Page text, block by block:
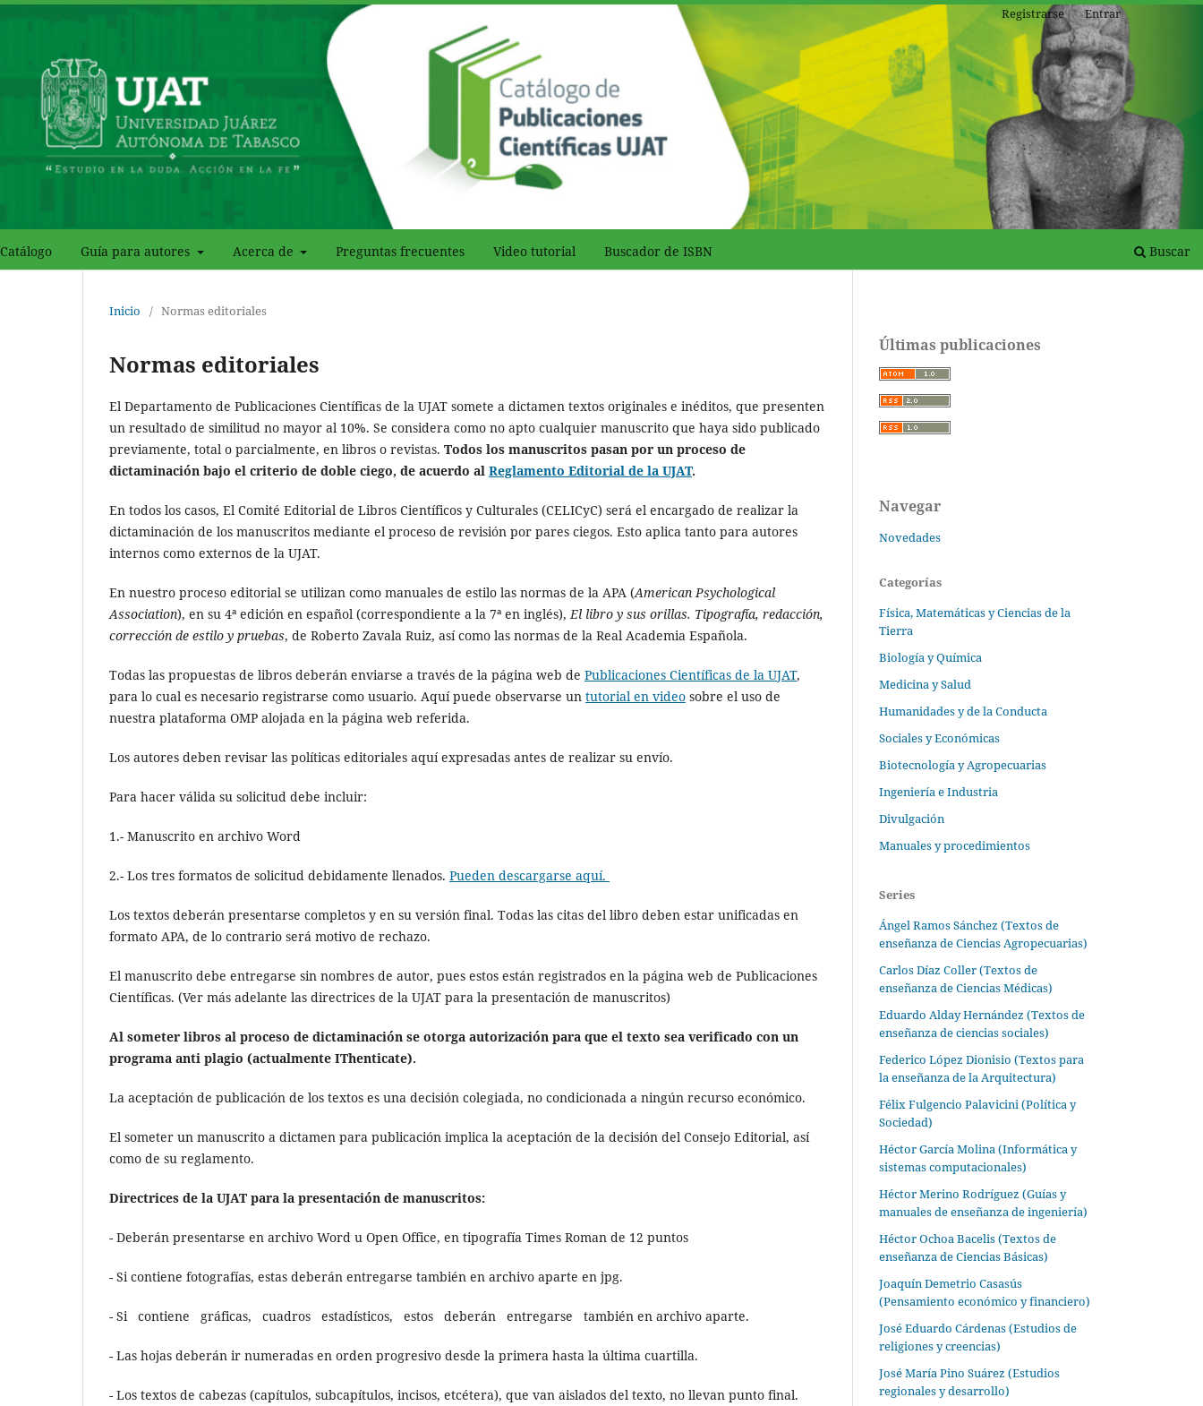
Catálogo Guía para autores Acerca de Preguntas frecuentes Video tutorial Buscador de ISBN Buscar
Registrarse Entrar
Inicio / Normas editoriales
Normas editoriales
El Departamento de Publicaciones Científicas de la UJAT somete a dictamen textos originales e inéditos, que presenten
un resultado de similitud no mayor al 10%. Se considera como no apto cualquier manuscrito que haya sido publicado
previamente, total o parcialmente, en libros o revistas. Todos los manuscritos pasan por un proceso de
dictaminación bajo el criterio de doble ciego, de acuerdo al Reglamento Editorial de la UJAT.
En todos los casos, El Comité Editorial de Libros Científicos y Culturales (CELICyC) será el encargado de realizar la
dictaminación de los manuscritos mediante el proceso de revisión por pares ciegos. Esto aplica tanto para autores
internos como externos de la UJAT.
En nuestro proceso editorial se utilizan como manuales de estilo las normas de la APA (American Psychological
Association), en su 4ª edición en español (correspondiente a la 7ª en inglés),El libro y sus orillas. Tipografía, redacción,
corrección de estilo y pruebas, de Roberto Zavala Ruiz, así como las normas de la Real Academia Española.
Todas las propuestas de libros deberán enviarse a través de la página web de Publicaciones Científicas de la UJAT,
para lo cual es necesario registrarse como usuario. Aquí puede observarse un tutorial en video sobre el uso de
nuestra plataforma OMP alojada en la página web referida.
Los autores deben revisar las políticas editoriales aquí expresadas antes de realizar su envío.
Para hacer válida su solicitud debe incluir:
1.- Manuscrito en archivo Word
2.- Los tres formatos de solicitud debidamente llenados. Pueden descargarse aquí.
Los textos deberán presentarse completos y en su versión final. Todas las citas del libro deben estar unificadas en
formato APA, de lo contrario será motivo de rechazo.
El manuscrito debe entregarse sin nombres de autor, pues estos están registrados en la página web de Publicaciones
Científicas. (Ver más adelante las directrices de la UJAT para la presentación de manuscritos)
Al someter libros al proceso de dictaminación se otorga autorización para que el texto sea verificado con un
programa anti plagio (actualmente IThenticate).
La aceptación de publicación de los textos es una decisión colegiada, no condicionada a ningún recurso económico.
El someter un manuscrito a dictamen para publicación implica la aceptación de la decisión del Consejo Editorial, así
como de su reglamento.
Directrices de la UJAT para la presentación de manuscritos:
- Deberán presentarse en archivo Word u Open Office, en tipografía Times Roman de 12 puntos
- Si contiene fotografías, estas deberán entregarse también en archivo aparte en jpg.
- Si contiene gráficas, cuadros estadísticos, estos deberán entregarse también en archivo aparte.
- Las hojas deberán ir numeradas en orden progresivo desde la primera hasta la última cuartilla.
- Los textos de cabezas (capítulos, subcapítulos, incisos, etcétera), que van aislados del texto, no llevan punto final.
Últimas publicaciones
Navegar
Novedades
Categorías
Física, Matemáticas y Ciencias de la
Tierra
Biología y Química
Medicina y Salud
Humanidades y de la Conducta
Sociales y Económicas
Biotecnología y Agropecuarias
Ingeniería e Industria
Divulgación
Manuales y procedimientos
Series
Ángel Ramos Sánchez (Textos de
enseñanza de Ciencias Agropecuarias)
Carlos Díaz Coller (Textos de
enseñanza de Ciencias Médicas)
Eduardo Alday Hernández (Textos de
enseñanza de ciencias sociales)
Federico López Dionisio (Textos para
la enseñanza de la Arquitectura)
Félix Fulgencio Palavicini (Política y
Sociedad)
Héctor García Molina (Informática y
sistemas computacionales)
Héctor Merino Rodríguez (Guías y
manuales de enseñanza de ingeniería)
Héctor Ochoa Bacelis (Textos de
enseñanza de Ciencias Básicas)
Joaquín Demetrio Casasús
(Pensamiento económico y financiero)
José Eduardo Cárdenas (Estudios de
religiones y creencias)
José María Pino Suárez (Estudios
regionales y desarrollo)